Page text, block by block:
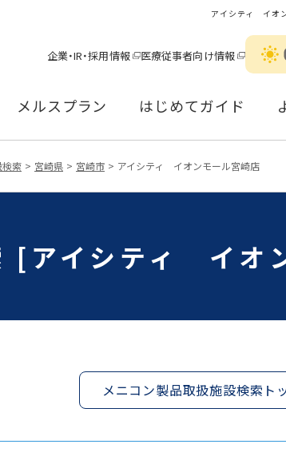
アイシティ イオ
企業・IR・採用情報 医療従事者向け情報
メルスプラン はじめてガイド
検索 宮崎県 宮崎市 アイシティ イオンモール宮崎店
[アイシティ イオ
メニコン製品取扱施設検索ト